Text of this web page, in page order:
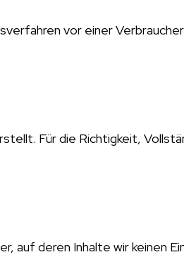
vor einer
Für die Richtigkeit,
deren Inhalte wir keinen